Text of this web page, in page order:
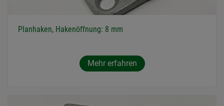
Planhaken, Hakenöffnung: 8 mm
Mehr erfahren